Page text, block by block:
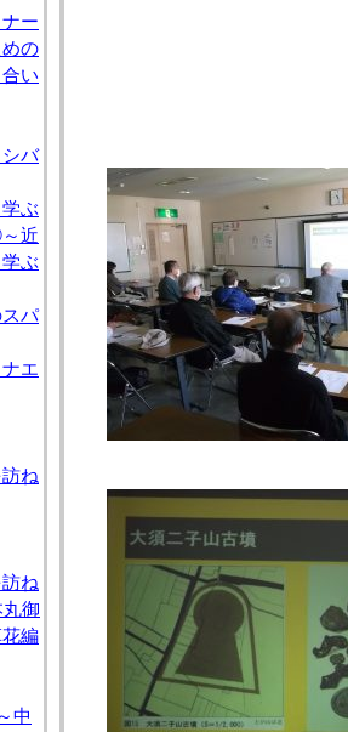
ー
の
い
バ
ぶ
近
ぶ
パ
エ
ね
ね
御
編
中